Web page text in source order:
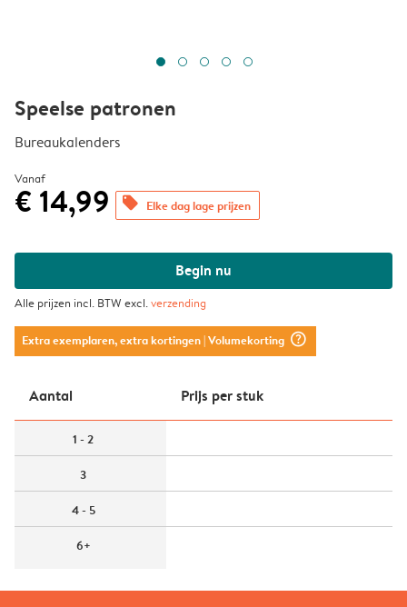
Speelse patronen
Bureaukalenders
Vanaf
€ 14,99 offers Elke dag lage prijzen
Begin nu
Alle prijzen incl. BTW excl.verzending
Extra exemplaren, extra kortingen| Volumekorting question_mark_circle
Aantal Prijs per stuk
1 - 2
3
4 - 5
6+